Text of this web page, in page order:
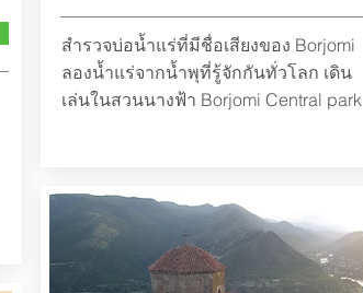
สำรวจบ่อน้ำแร่ที่มีชื่อเสียงของ Borjomi
ลองน้ำแร่จากน้ำพุที่รู้จักกันทั่วโลก เดิน
เล่นในสวนนางฟ้า Borjomi Central park